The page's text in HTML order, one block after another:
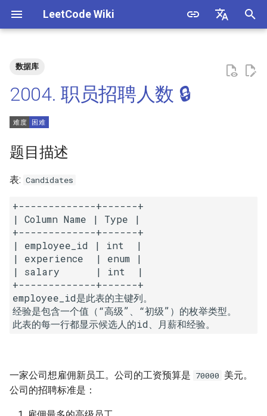
LeetCode Wiki
在
始
化
搜
擎
9. 用两个栈实现队列
10.1. 斐波那契数列
10.2. 青蛙跳台阶问题
11. 旋转数组的最小数字
13. 机器人的运动范围
数
4. 只出现一次的数字
5. 单词长度的最大乘积
6. 排序数组中两个数字之和
7. 数组中和为 0 的三个数
8. 和大于等于 target 的最短子
数组
10. 和为 k 的子数组
1.6. 字符串压缩
1.7. 旋转矩阵
1.8. 零矩阵
1.9. 字符串轮转
2.2. 返回倒数第 k 个节点
数据库
2004. 职员招聘人数 🔒
题目描述
表: Candidates
+-------------+------+
| Column Name | Type |
+-------------+------+
| employee_id | int  |
| experience  | enum |
| salary      | int  |
+-------------+------+
employee_id是此表的主键列。
经验是包含一个值（“高级”、“初级”）的枚举类型。
此表的每一行都显示候选人的id、月薪和经验。
一家公司想雇佣新员工。公司的工资预算是 70000 美元。
公司的招聘标准是：